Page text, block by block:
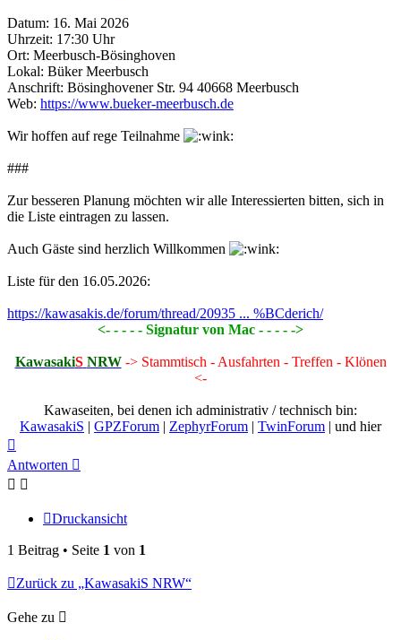
Datum: 16. Mai 2026
Uhrzeit: 17:30 Uhr
Ort: Meerbusch-Bösinghoven
Lokal: Büker Meerbusch
Anschrift: Bösinghovener Str. 94 40668 Meerbusch
Web: https://www.bueker-meerbusch.de
Wir hoffen auf rege Teilnahme
###
Zur besseren Planung möchten wir alle Interessierten bitten, sich in
die Liste eintragen zu lassen.
Auch Gäste sind herzlich Willkommen
Liste für den 16.05.2026:
https://kawasakis.de/forum/thread/20935 ... %BCderich/
<- - - - - Signatur von Mac - - - - ->
KawasakiS NRW -> Stammtisch - Ausfahrten - Treffen - Klönen
<-
Kawaseiten, bei denen ich administrativ / technisch bin:
KawasakiS | GPZForum | ZephyrForum | TwinForum | und hier
oben
Antworten
Druckansicht
1 Beitrag • Seite 1 von 1
Zurück zu „KawasakiS NRW“
Gehe zu